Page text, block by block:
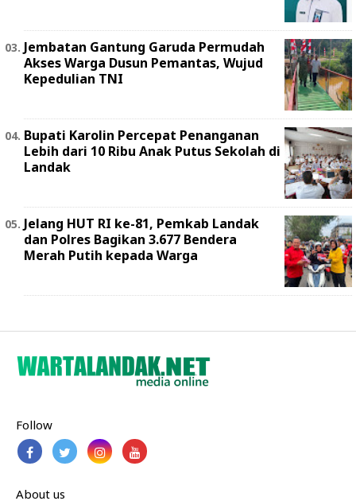
Jembatan Gantung Garuda Permudah
Akses Warga Dusun Pemantas, Wujud
Kepedulian TNI
Bupati Karolin Percepat Penanganan
Lebih dari 10 Ribu Anak Putus Sekolah di
Landak
Jelang HUT RI ke-81, Pemkab Landak
dan Polres Bagikan 3.677 Bendera
Merah Putih kepada Warga
Follow
About us